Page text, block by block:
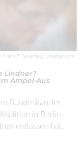
Franz P. Sauerteig / pixabay.com
Lindner?
Ampel-Aus
Bundeskanzler
in Berlin
entlassen hat,